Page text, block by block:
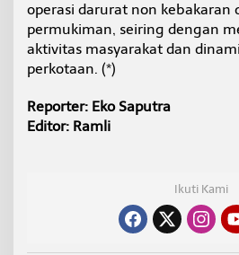
operasi darurat non kebakaran
permukiman, seiring dengan
aktivitas masyarakat dan
perkotaan. (*)
Reporter: Eko Saputra
Editor: Ramli
Ikuti Kami